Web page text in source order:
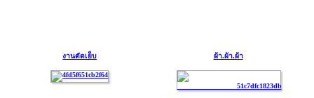
งานตัดเย็บ ผ้า.ผ้า.ผ้า